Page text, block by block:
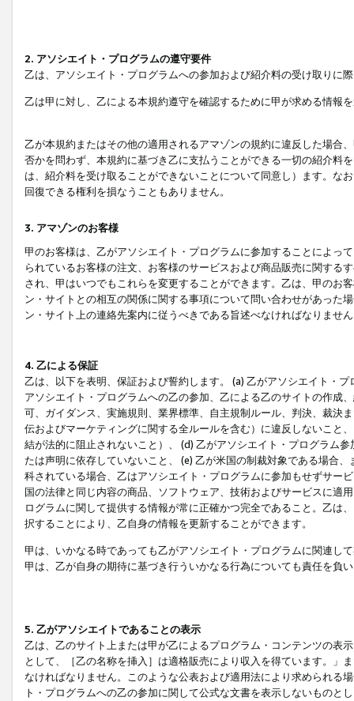
2. アソシエイト・プログラムの遵守要件
乙は、アソシエイト・プログラムへの参加および紹介料の受け取りに
乙は甲に対し、乙による本規約遵守を確認するために甲が求める情報
乙が本規約またはその他の適用されるアマゾンの規約に違反した場合
否かを問わず、本規約に基づき乙に支払うことができる一切の紹介料
は、紹介料を受け取ることができないことについて同意し）ます。な
回復できる権利を損なうこともありません。
3. アマゾンのお客様
甲のお客様は、乙がアソシエイト・プログラムに参加することによっ
られているお客様の注文、お客様のサービスおよび商品販売に関する
され、甲はいつでもこれらを変更することができます。乙は、甲のお
ン・サイトとの相互の関係に関する事項について問い合わせがあった
ン・サイト上の連絡先案内に従うべきである旨述べなければなりませ
4. 乙による保証
乙は、以下を表明、保証および誓約します。 (a) 乙がアソシエイト・
アソシエイト・プログラムへの乙の参加、乙による乙のサイトの作成
可、ガイダンス、実施規則、業界標準、自主規制ルール、判決、裁決
伝およびマーケティングに関する全ルールを含む）に違反しないこと
結が法的に阻止されないこと）、 (d) 乙がアソシエイト・プログラム
たは声明に依存していないこと、 (e) 乙が米国の制裁対象である場合
科されている場合、乙はアソシエイト・プログラムに参加もせずサー
国の法律と同じ内容の商品、ソフトウェア、技術およびサービスに適
ログラムに関して提供する情報が常に正確かつ完全であること。乙は
択することにより、乙自身の情報を更新することができます。
甲は、いかなる時であっても乙がアソシエイト・プログラムに関連し
甲は、乙が自身の期待に基づき行ういかなる行為についても責任を負
5. 乙がアソシエイトであることの表示
乙は、乙のサイト上または甲が乙によるプログラム・コンテンツの表
として、［乙の名称を挿入］は適格販売により収入を得ています。」
なければなりません。このような公表および適用法により求められる
ト・プログラムへの乙の参加に関して公式な文書を表示しないもの